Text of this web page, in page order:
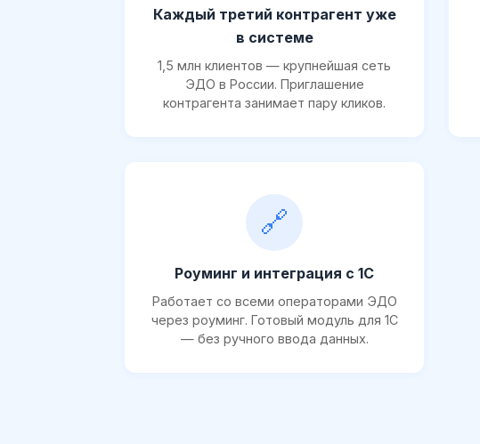
Каждый третий контрагент уже
в системе
1,5 млн клиентов — крупнейшая сеть
ЭДО в России. Приглашение
контрагента занимает пару кликов.
🔗
Роуминг и интеграция с 1С
Работает со всеми операторами ЭДО
через роуминг. Готовый модуль для 1С
— без ручного ввода данных.